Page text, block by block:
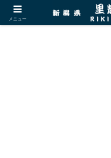
メニュー